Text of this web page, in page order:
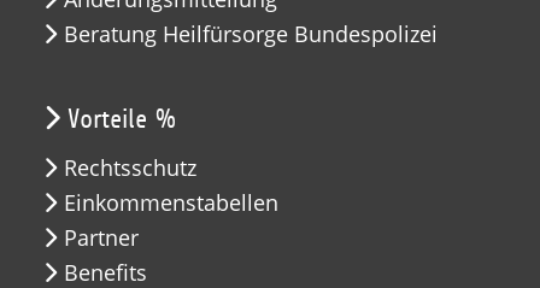
Beratung Heilfürsorge Bundespolizei
Vorteile %
Rechtsschutz
Einkommenstabellen
Partner
Benefits